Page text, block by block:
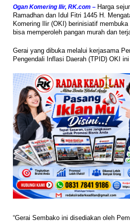
Ogan Komering Ilir, RK.com – Harga
Ramadhan dan Idul Fitri 1445 H.
Komering Ilir (OKI) berinisiatif
bisa memperoleh pangan murah dan
Gerai yang dibuka melalui kerjasama
Pengendali Inflasi Daerah (TPID) OKI
“Gerai Sembako ini disediakan oleh